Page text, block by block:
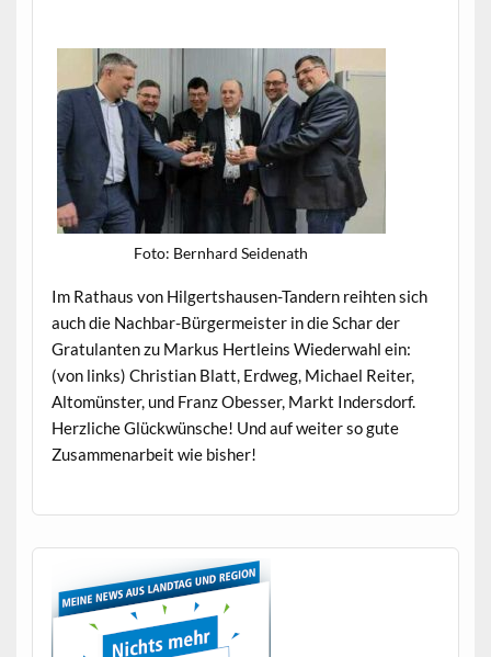
Foto: Bern­hard Seidenath
Im Rathaus von Hilgertshausen-Tandern rei­ht­en sich
auch die Nach­bar-Bürg­er­meis­ter in die Schar der
Grat­u­lanten zu Markus Hertleins Wieder­wahl ein:
(von links) Chris­t­ian Blatt, Erd­weg, Michael Reit­er,
Altomün­ster, und Franz Obess­er, Markt Inder­s­dorf.
Her­zliche Glück­wün­sche! Und auf weit­er so gute
Zusam­me­nar­beit wie bisher!